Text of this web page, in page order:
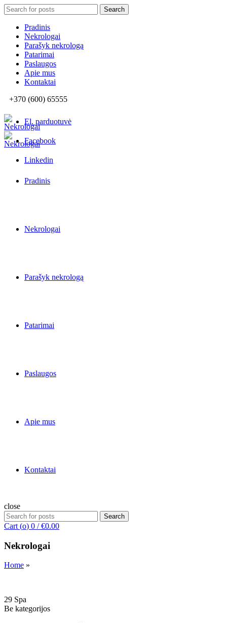
Search
for:
Search
Pradinis
Nekrologai
Parašyk nekrologą
Patarimai
Paslaugos
Apie mus
Kontaktai
+370 (600) 65555
El. parduotuvė
Facebook
Linkedin
Pradinis
Nekrologai
Parašyk nekrologą
Patarimai
Paslaugos
Apie mus
Kontaktai
close
Search
for:
Search
Cart (o) 0 / €0.00
Nekrologai
Home »
29 Spa
Be kategorijos